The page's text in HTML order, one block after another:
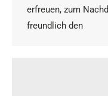
erfreuen, zum
freundlich den